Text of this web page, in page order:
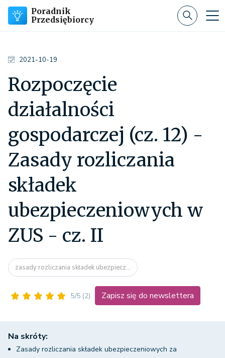
Poradnik
Przedsiębiorcy
2021-10-19
Rozpoczęcie
działalności
gospodarczej (cz. 12) -
Zasady rozliczania
składek
ubezpieczeniowych w
ZUS - cz. II
zasady rozliczania składek ubezpiecz...
5/5 (2) Zapisz się do newslettera
Na skróty:
Zasady rozliczania składek ubezpieczeniowych za